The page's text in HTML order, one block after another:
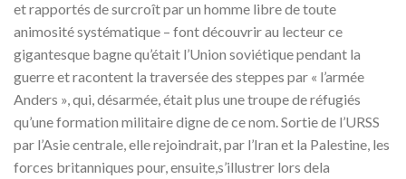
et rapportés de surcroît par un homme libre de toute
animosité systématique – font découvrir au lecteur ce
gigantesque bagne qu’était l’Union soviétique pendant la
guerre et racontent la traversée des steppes par « l’armée
Anders », qui, désarmée, était plus une troupe de réfugiés
qu’une formation militaire digne de ce nom. Sortie de l’URSS
par l’Asie centrale, elle rejoindrait, par l’Iran et la Palestine, les
forces britanniques pour, ensuite,s’illustrer lors dela